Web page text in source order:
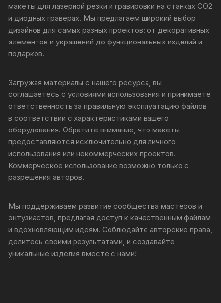
макеты для лазерной резки и гравировки на станках CO2
и диодных граверах. Мы предлагаем широкий выбор
дизайнов для самых разных проектов: от декоративных
элементов и украшений до функциональных изделий и
подарков.
Загружая материалы с нашего ресурса, вы
соглашаетесь с условиями использования и принимаете
ответственность за правильную эксплуатацию файлов
в соответствии с характеристиками вашего
оборудования. Обратите внимание, что макеты
предоставляются исключительно для личного
использования или некоммерческих проектов.
Коммерческое использование возможно только с
разрешения авторов.
Мы поддерживаем развитие сообщества мастеров и
энтузиастов, предлагая доступ к качественным файлам
и вдохновляющим идеям. Соблюдайте авторские права,
делитесь своими результатами, и создавайте
уникальные изделия вместе с нами!